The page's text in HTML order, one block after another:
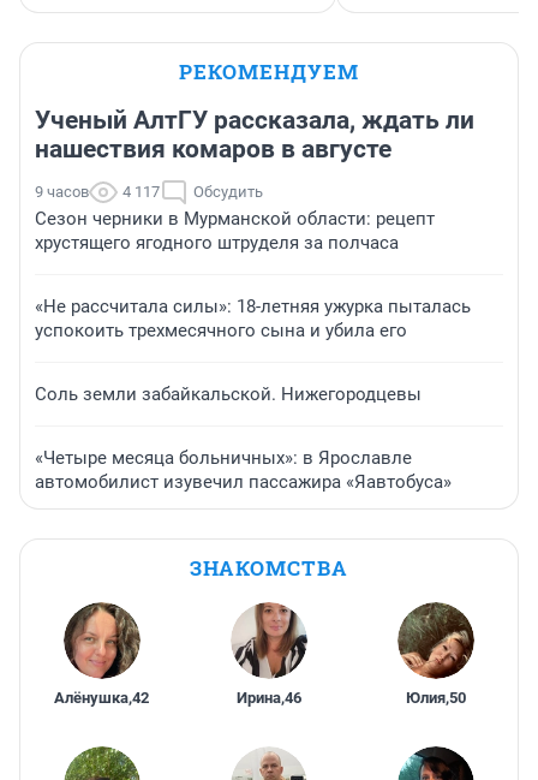
РЕКОМЕНДУЕМ
Ученый АлтГУ рассказала, ждать ли
нашествия комаров в августе
9 часов 4 117 Обсудить
Сезон черники в Мурманской области: рецепт
хрустящего ягодного штруделя за полчаса
«Не рассчитала силы»: 18-летняя ужурка пыталась
успокоить трехмесячного сына и убила его
Соль земли забайкальской. Нижегородцевы
«Четыре месяца больничных»: в Ярославле
автомобилист изувечил пассажира «Яавтобуса»
ЗНАКОМСТВА
Алёнушка,42 Ирина,46 Юлия,50